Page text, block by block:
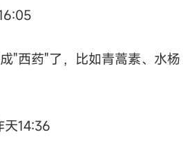
"西药"了，比如青蒿素、水杨
天14:36